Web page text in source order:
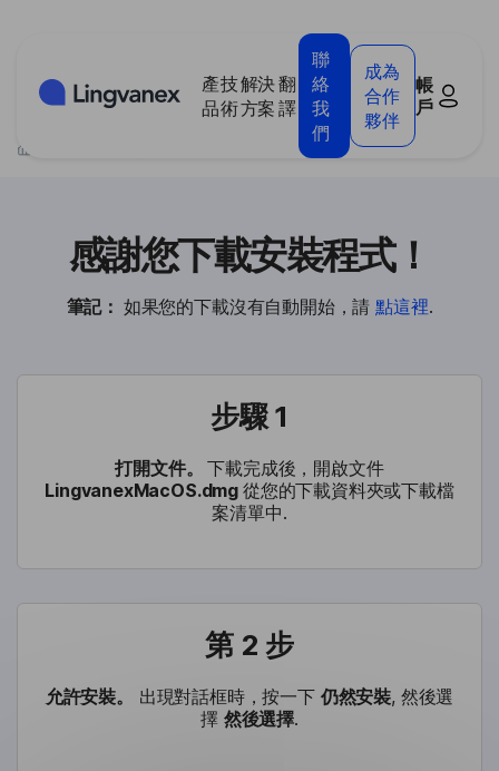
產
品
技
術
解決
方案
翻
譯
聯
絡
我
們
成為
合作
夥伴
帳
戶
感謝您下載安裝程式！
筆記： 如果您的下載沒有自動開始，請點這裡.
步驟 1
打開文件。下載完成後，開啟文件
LingvanexMacOS.dmg 從您的下載資料夾或下載檔
案清單中.
第 2 步
允許安裝。 出現對話框時，按一下 仍然安裝, 然後選
擇 然後選擇.